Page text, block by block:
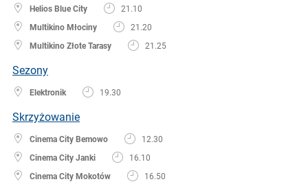
Helios Blue City
21.10
Multikino Młociny
21.20
Multikino Złote Tarasy
21.25
Sezony
Elektronik 19.30
Skrzyżowanie
Cinema City Bemowo
12.30
Cinema City Janki
16.10
Cinema City Mokotów
16.50